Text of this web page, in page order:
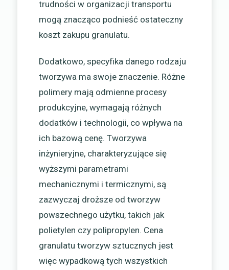
trudności w organizacji transportu
mogą znacząco podnieść ostateczny
koszt zakupu granulatu.
Dodatkowo, specyfika danego rodzaju
tworzywa ma swoje znaczenie. Różne
polimery mają odmienne procesy
produkcyjne, wymagają różnych
dodatków i technologii, co wpływa na
ich bazową cenę. Tworzywa
inżynieryjne, charakteryzujące się
wyższymi parametrami
mechanicznymi i termicznymi, są
zazwyczaj droższe od tworzyw
powszechnego użytku, takich jak
polietylen czy polipropylen. Cena
granulatu tworzyw sztucznych jest
więc wypadkową tych wszystkich